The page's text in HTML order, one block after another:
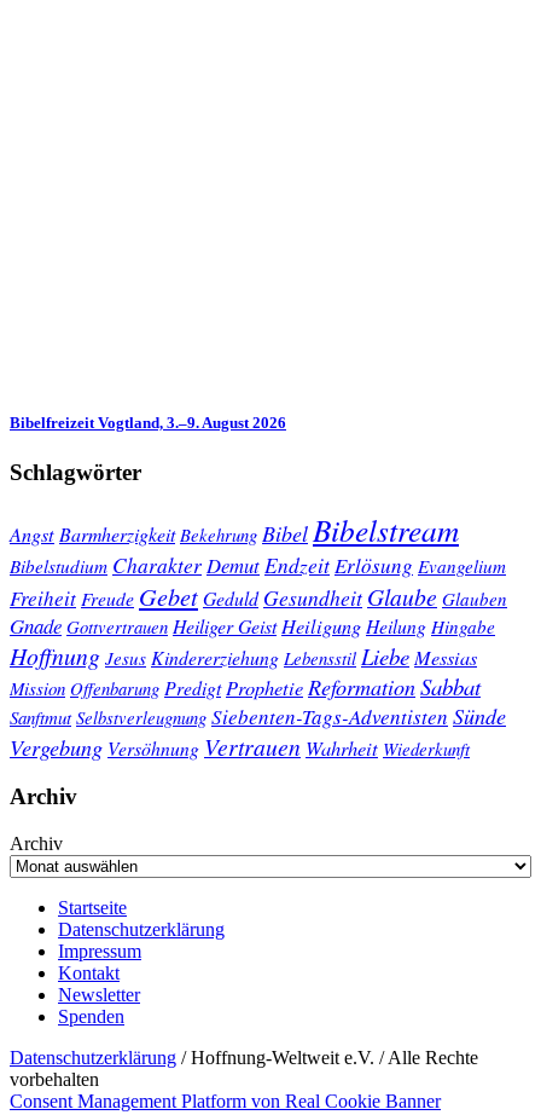
Bibelfreizeit Vogtland, 3.–9. August 2026
Schlagwörter
Angst Barmherzigkeit Bekehrung Bibel Bibelstream
Bibelstudium Charakter Demut EndzeitErlösung Evangelium
Freiheit Freude GebetGeduld Gesundheit Glaube Glauben
Gnade Gottvertrauen Heiliger Geist Heiligung Heilung Hingabe
Hoffnung Jesus Kindererziehung Lebensstil Liebe Messias
Mission Offenbarung Predigt Prophetie ReformationSabbat
Sanftmut Selbstverleugnung Siebenten-Tags-Adventisten Sünde
Vergebung Versöhnung Vertrauen Wahrheit Wiederkunft
Archiv
Archiv
Startseite
Datenschutzerklärung
Impressum
Kontakt
Newsletter
Spenden
Datenschutzerklärung / Hoffnung-Weltweit e.V. / Alle Rechte
vorbehalten
Consent Management Platform von Real Cookie Banner